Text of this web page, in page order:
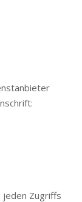
Zugriffs